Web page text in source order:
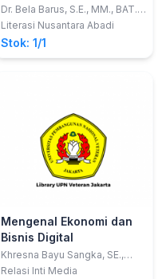
Dr. Bela Barus, S.E., MM., BAT.;
dkk
Literasi Nusantara Abadi
Stok: 1/1
Mengenal Ekonomi dan
Bisnis Digital
Khresna Bayu Sangka, SE.,
MM., Ph.D., CMILT.
Relasi Inti Media